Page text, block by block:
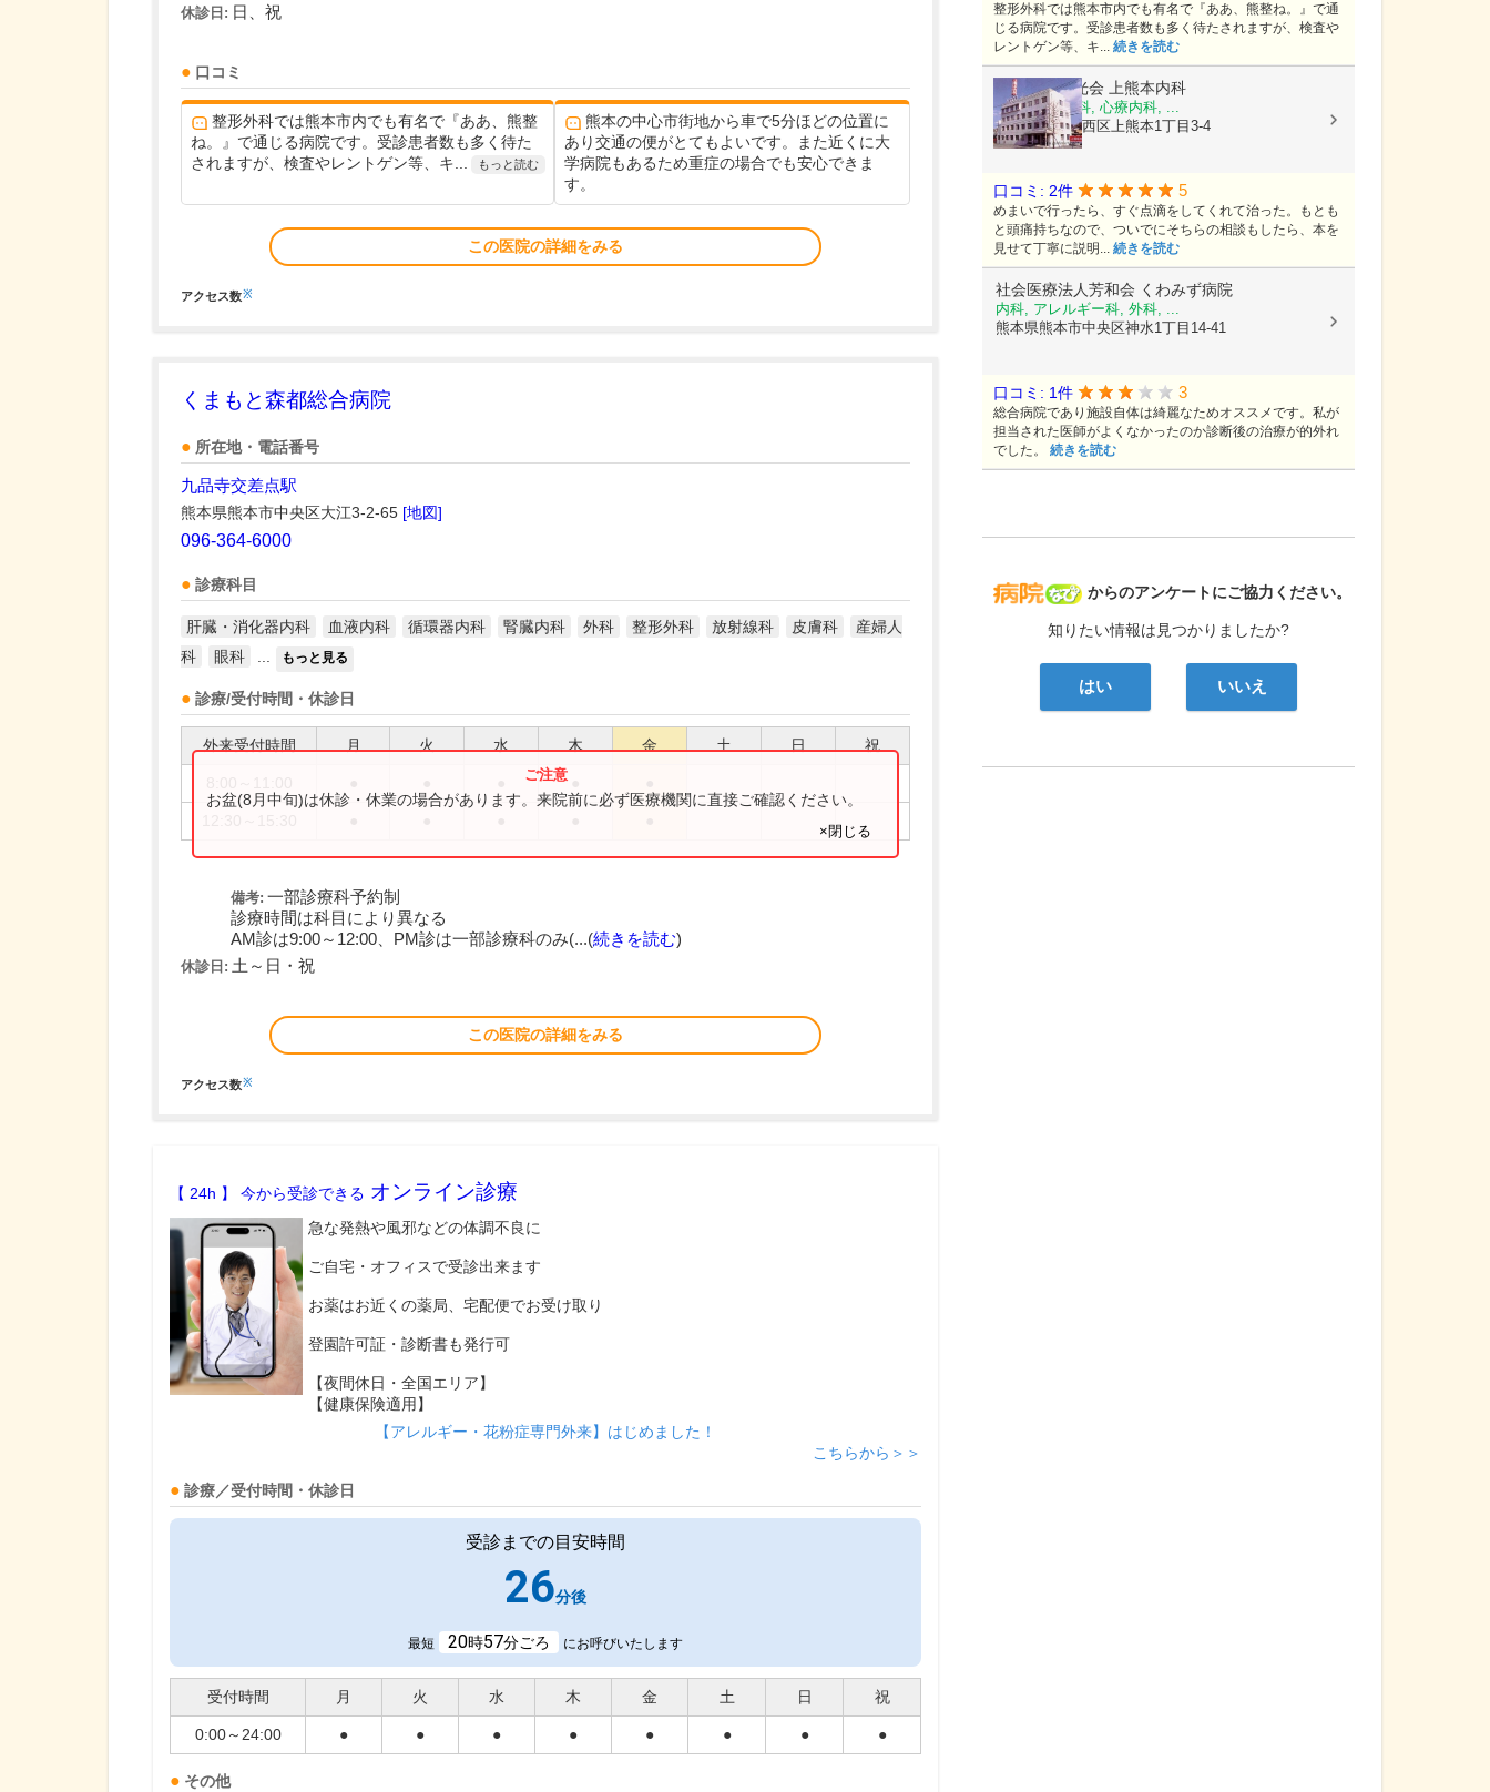
休診日: 日、祝
口コミ
整形外科では熊本市内でも有名で『ああ、熊整
ね。』で通じる病院です。受診患者数も多く待た
されますが、検査やレントゲン等、キ...
もっと読む
熊本の中心市街地から車で5分ほどの位置に
あり交通の便がとてもよいです。また近くに大
学病院もあるため重症の場合でも安心できま
す。
この医院の詳細をみる
アクセス数※
くまもと森都総合病院
所在地・電話番号
九品寺交差点駅
熊本県熊本市中央区大江3-2-65 [地図]
096-364-6000
診療科目
肝臓・消化器内科 血液内科 循環器内科 腎臓内科 外科 整形外科 放射線科 皮膚科
産婦人
科
眼科 もっと見る
診療/受付時間・休診日
外来受付時間 月 火 水 木 金 土 日 祝
お盆(8月中旬)は休診・休業の場合があります。来院前に必ず医療機関に直接ご確認ください。
×閉じる
備考: 一部診療科予約制
診療時間は科目により異なる
AM診は9:00～12:00、PM診は一部診療科のみ(...(続きを読む)
休診日: 土～日・祝
この医院の詳細をみる
アクセス数※
【 24h 】 今から受診できる オンライン診療
急な発熱や風邪などの体調不良に
ご自宅・オフィスで受診出来ます
お薬はお近くの薬局、宅配便でお受け取り
登園許可証・診断書も発行可
【夜間休日・全国エリア】
【健康保険適用】
【アレルギー・花粉症専門外来】はじめました！
こちらから＞＞
診療／受付時間・休診日
受診までの目安時間
26分後
最短 20時57分ごろ にお呼びいたします
受付時間 月 火 水 木 金 土 日 祝
0:00～24:00 ● ● ● ● ● ● ● ●
その他
病院なび
からのアンケートにご協力ください。
知りたい情報は見つかりましたか?
はい いいえ
整形外科では熊本市内でも有名で『ああ、熊整ね。』で通
じる病院です。受診患者数も多く待たされますが、検査や
レントゲン等、キ... 続きを読む
医療法人陽光会 上熊本内科
内科, 神経内科, 心療内科, ...
熊本県熊本市西区上熊本1丁目3-4
口コミ: 2件 5
めまいで行ったら、すぐ点滴をしてくれて治った。もとも
と頭痛持ちなので、ついでにそちらの相談もしたら、本を
見せて丁寧に説明... 続きを読む
社会医療法人芳和会 くわみず病院
内科, アレルギー科, 外科, ...
熊本県熊本市中央区神水1丁目14-41
口コミ: 1件 3
総合病院であり施設自体は綺麗なためオススメです。私が
担当された医師がよくなかったのか診断後の治療が的外れ
でした。 続きを読む